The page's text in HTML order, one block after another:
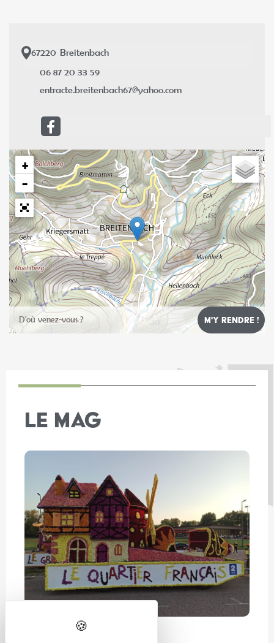
67220 Breitenbach
06 87 20 33 59
entracte.breitenbach67@yahoo.com
+
−
Leaflet
LE MAG